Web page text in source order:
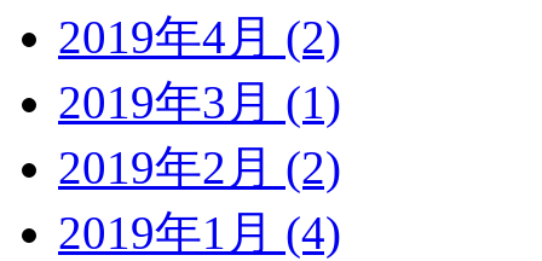
2019年4月 (2)
2019年3月 (1)
2019年2月 (2)
2019年1月 (4)